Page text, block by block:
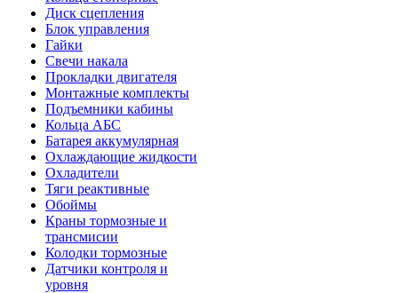
Диск сцепления
Блок управления
Гайки
Свечи накала
Прокладки двигателя
Монтажные комплекты
Подъемники кабины
Кольца АБС
Батарея аккумулярная
Охлаждающие жидкости
Охладители
Тяги реактивные
Обоймы
Краны тормозные и
трансмисии
Колодки тормозные
Датчики контроля и
уровня